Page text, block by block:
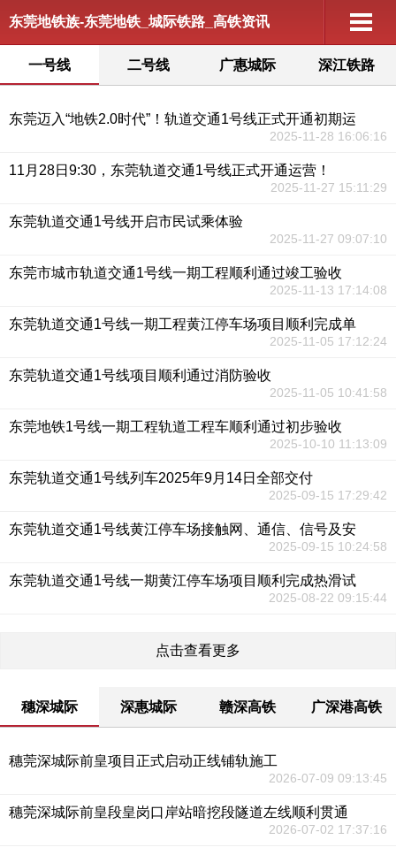
东莞地铁族-东莞地铁_城际铁路_高铁资讯
一号线 二号线 广惠城际 深江铁路
东莞迈入“地铁2.0时代”！轨道交通1号线正式开通初期运
2025-11-28 16:06:16
11月28日9:30，东莞轨道交通1号线正式开通运营！
2025-11-27 15:11:29
东莞轨道交通1号线开启市民试乘体验
2025-11-27 09:07:10
东莞市城市轨道交通1号线一期工程顺利通过竣工验收
2025-11-13 17:14:08
东莞轨道交通1号线一期工程黄江停车场项目顺利完成单
2025-11-05 17:12:24
东莞轨道交通1号线项目顺利通过消防验收
2025-11-05 10:41:58
东莞地铁1号线一期工程轨道工程车顺利通过初步验收
2025-10-10 11:13:09
东莞轨道交通1号线列车2025年9月14日全部交付
2025-09-15 17:29:42
东莞轨道交通1号线黄江停车场接触网、通信、信号及安
2025-09-15 10:24:58
东莞轨道交通1号线一期黄江停车场项目顺利完成热滑试
2025-08-22 09:15:44
点击查看更多
穗深城际 深惠城际 赣深高铁 广深港高铁
穗莞深城际前皇项目正式启动正线铺轨施工
2026-07-09 09:13:45
穗莞深城际前皇段皇岗口岸站暗挖段隧道左线顺利贯通
2026-07-02 17:37:16